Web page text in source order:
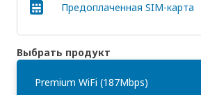
Предоплаченная SIM-карта
Выбрать продукт
Premium WiFi (187Mbps)